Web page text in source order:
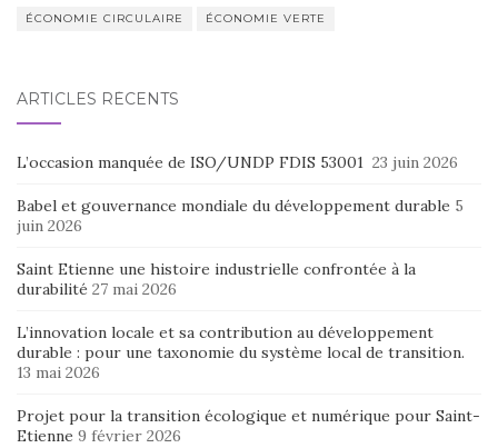
ÉCONOMIE CIRCULAIRE ÉCONOMIE VERTE
ARTICLES RÉCENTS
L’occasion manquée de ISO/UNDP FDIS 53001 23 juin 2026
Babel et gouvernance mondiale du développement durable 5
juin 2026
Saint Etienne une histoire industrielle confrontée à la
durabilité 27 mai 2026
L’innovation locale et sa contribution au développement
durable : pour une taxonomie du système local de transition.
13 mai 2026
Projet pour la transition écologique et numérique pour Saint-
Etienne 9 février 2026